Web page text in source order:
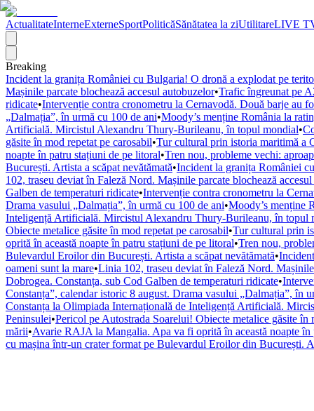
ActualitateInterneExterneSportPoliticăSănătatea la ziUtilitareLIVE
Breaking
Incident la granița României cu Bulgaria! O dronă a explodat pe
Mașinile parcate blochează accesul autobuzelor•Trafic îngreunat pe
ridicate•Intervenție contra cronometru la Cernavodă. Două barje au
„Dalmația”, în urmă cu 100 de ani•Moody’s menține România la
Artificială. Mircistul Alexandru Thury-Burileanu, în topul mondial•
găsite în mod repetat pe carosabil•Tur cultural prin istoria maritimă a
noapte în patru stațiuni de pe litoral•Tren nou, probleme vechi:
București. Artista a scăpat nevătămată•Incident la granița României
102, traseu deviat în Faleză Nord. Mașinile parcate blochează
Galben de temperaturi ridicate•Intervenție contra cronometru la
Drama vasului „Dalmația”, în urmă cu 100 de ani•Moody’s menține
Inteligență Artificială. Mircistul Alexandru Thury-Burileanu, în topul
Obiecte metalice găsite în mod repetat pe carosabil•Tur cultural prin
oprită în această noapte în patru stațiuni de pe litoral•Tren nou,
Bulevardul Eroilor din București. Artista a scăpat nevătămată•
oameni sunt la mare•Linia 102, traseu deviat în Faleză Nord.
Dobrogea. Constanța, sub Cod Galben de temperaturi ridicate•
Constanța”, calendar istoric 8 august. Drama vasului „Dalmația”, în
Constanța la Olimpiada Internațională de Inteligență Artificială.
Peninsulei•Pericol pe Autostrada Soarelui! Obiecte metalice găsite în
mării•Avarie RAJA la Mangalia. Apa va fi oprită în această noapte în
cu mașina într-un crater format pe Bulevardul Eroilor din București.